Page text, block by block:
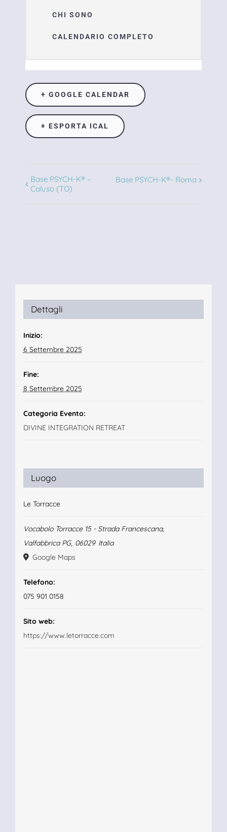
CHI SONO
CALENDARIO COMPLETO
+ GOOGLE CALENDAR
+ ESPORTA ICAL
Evento
Navigation
Base PSYCH-K® –
Caluso (TO)
Base PSYCH-K®- Roma
Dettagli
Inizio:
6 Settembre 2025
Fine:
8 Settembre 2025
Categoria Evento:
DIVINE INTEGRATION RETREAT
Luogo
Le Torracce
Vocabolo Torracce 15 - Strada Francescana,
Valfabbrica PG, 06029 Italia
Google Maps
Telefono:
075 901 0158
Sito web:
https://www.letorracce.com